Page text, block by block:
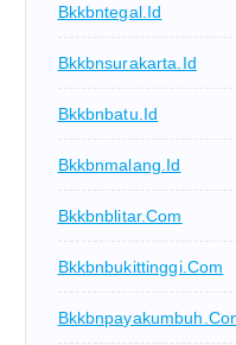
Bkkbntegal.id
Bkkbnsurakarta.id
Bkkbnbatu.id
Bkkbnmalang.id
Bkkbnblitar.com
Bkkbnbukittinggi.com